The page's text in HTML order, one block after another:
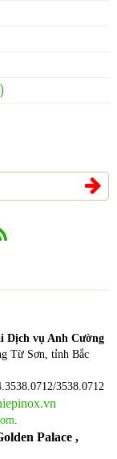
Dịch vụ Anh Cường
Từ Sơn, tỉnh Bắc
3538.0712
Palace ,